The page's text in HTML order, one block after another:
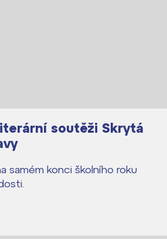
soutěži Skrytá
samém konci školního roku